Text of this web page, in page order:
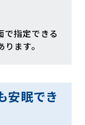
で指定できる
ます。
安眠でき